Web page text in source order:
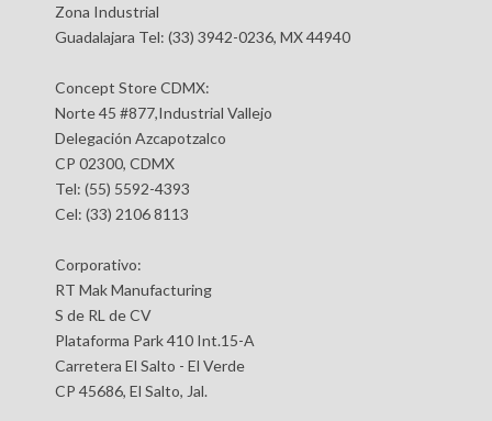
Zona Industrial
Guadalajara Tel: (33) 3942-0236, MX 44940
Concept Store CDMX:
Norte 45 #877,Industrial Vallejo
Delegación Azcapotzalco
CP 02300, CDMX
Tel: (55) 5592-4393
Cel: (33) 2106 8113
Corporativo:
RT Mak Manufacturing
S de RL de CV
Plataforma Park 410 Int.15-A
Carretera El Salto - El Verde
CP 45686, El Salto, Jal.